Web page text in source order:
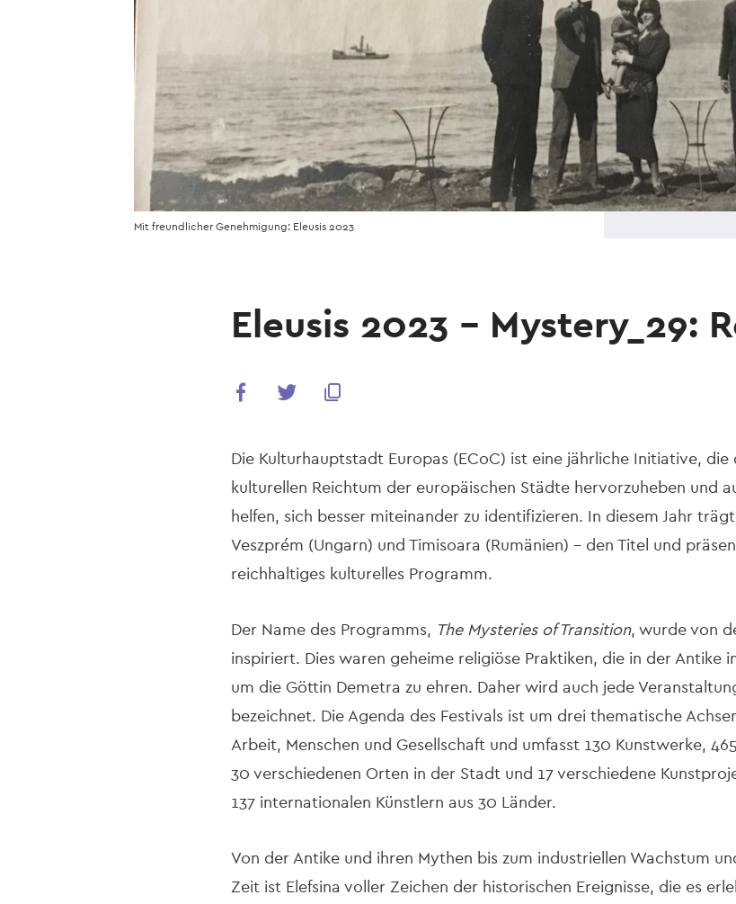
Mit freundlicher Genehmigung: Eleusis 2023
Eleusis 2023 - Mystery_29:
Die Kulturhauptstadt Europas (ECoC) ist eine jährliche Initiative,
kulturellen Reichtum der europäischen Städte hervorzuheben und
helfen, sich besser miteinander zu identifizieren. In diesem Jahr
Veszprém (Ungarn) und Timisoara (Rumänien) – den Titel und
reichhaltiges kulturelles Programm.
Der Name des Programms, The Mysteries of Transition, wurde von
inspiriert. Dies waren geheime religiöse Praktiken, die in der Antike
um die Göttin Demetra zu ehren. Daher wird auch jede
bezeichnet. Die Agenda des Festivals ist um drei thematische
Arbeit, Menschen und Gesellschaft und umfasst 130 Kunstwerke,
30 verschiedenen Orten in der Stadt und 17 verschiedene
137 internationalen Künstlern aus 30 Länder.
Von der Antike und ihren Mythen bis zum industriellen Wachstum
Zeit ist Elefsina voller Zeichen der historischen Ereignisse, die es